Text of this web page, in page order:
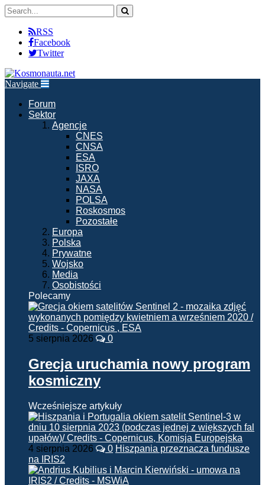
RSS
Facebook
Twitter
Navigate
Forum
Sektor
Agencje
CNES
CNSA
ESA
ISRO
JAXA
NASA
POLSA
Roskosmos
Pozostałe
Europa
Polska
Prywatne
Wojsko
Media
Osobistości
Polecamy
5 sierpnia 2026 0
Grecja uruchamia nowy program
kosmiczny
Wcześniejsze artykuły
4 sierpnia 2026 0 Hiszpania przeznacza fundusze
na IRIS2